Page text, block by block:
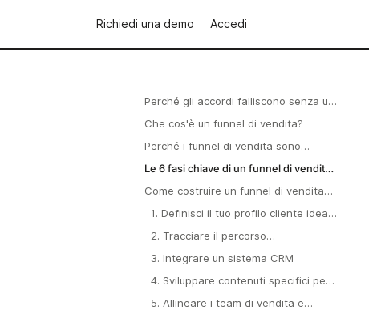
Richiedi una demo Accedi
Perché gli accordi falliscono senza un
Che cos'è un funnel di vendita?
Perché i funnel di vendita sono
importanti
Le 6 fasi chiave di un funnel di vendita
Come costruire un funnel di vendita
1. Definisci il tuo profilo cliente ideale
2. Tracciare il percorso
3. Integrare un sistema CRM
4. Sviluppare contenuti specifici per
5. Allineare i team di vendita e